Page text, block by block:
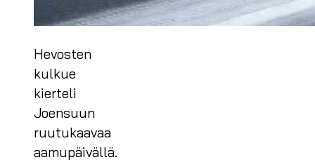
Hevosten
kulkue
kierteli
Joensuun
ruutukaavaa
aamupäivällä.